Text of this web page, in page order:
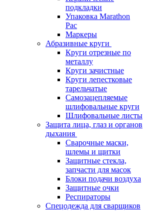
подкладки
Упаковка Marathon
Pac
Маркеры
Абразивные круги
Круги отрезные по
металлу
Круги зачистные
Круги лепестковые
тарельчатые
Самозацепляемые
шлифовальные круги
Шлифовальные листы
Защита лица, глаз и органов
дыхания
Сварочные маски,
шлемы и щитки
Защитные стекла,
запчасти для масок
Блоки подачи воздуха
Защитные очки
Респираторы
Спецодежда для сварщиков